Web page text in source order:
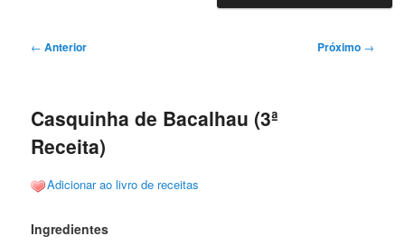
Navegação
← Anterior Próximo →
Casquinha de Bacalhau (3ª
Receita)
Adicionar ao livro de receitas
Ingredientes